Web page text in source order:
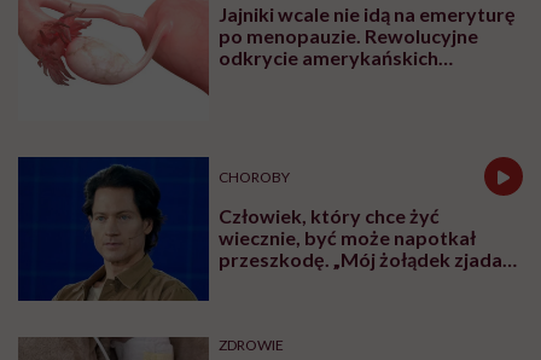
Jajniki wcale nie idą na emeryturę
po menopauzie. Rewolucyjne
odkrycie amerykańskich
CHOROBY
Człowiek, który chce żyć
wiecznie, być może napotkał
przeszkodę. „Mój żołądek zjada
ZDROWIE